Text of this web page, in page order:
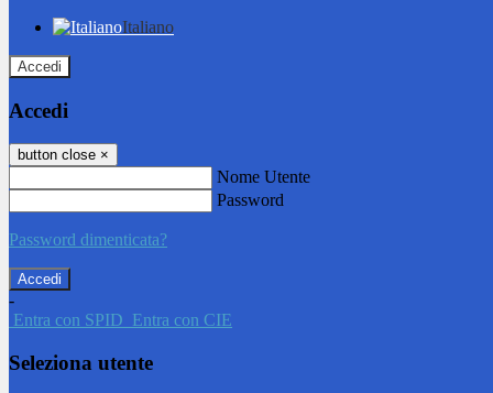
Italiano
Accedi
Accedi
button close ×
Nome Utente
Password
Password dimenticata?
-
Entra con SPID Entra con CIE
Seleziona utente